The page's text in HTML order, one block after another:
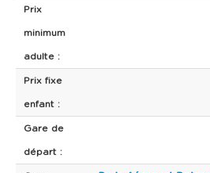
Prix
minimum
adulte :
Prix fixe
enfant :
Gare de
départ :